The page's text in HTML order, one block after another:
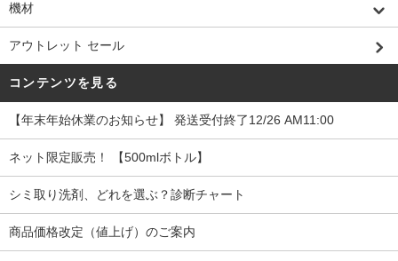
機材
アウトレット セール
コンテンツを見る
【年末年始休業のお知らせ】 発送受付終了12/26 AM11:00
ネット限定販売！ 【500mlボトル】
シミ取り洗剤、どれを選ぶ？診断チャート
商品価格改定（値上げ）のご案内